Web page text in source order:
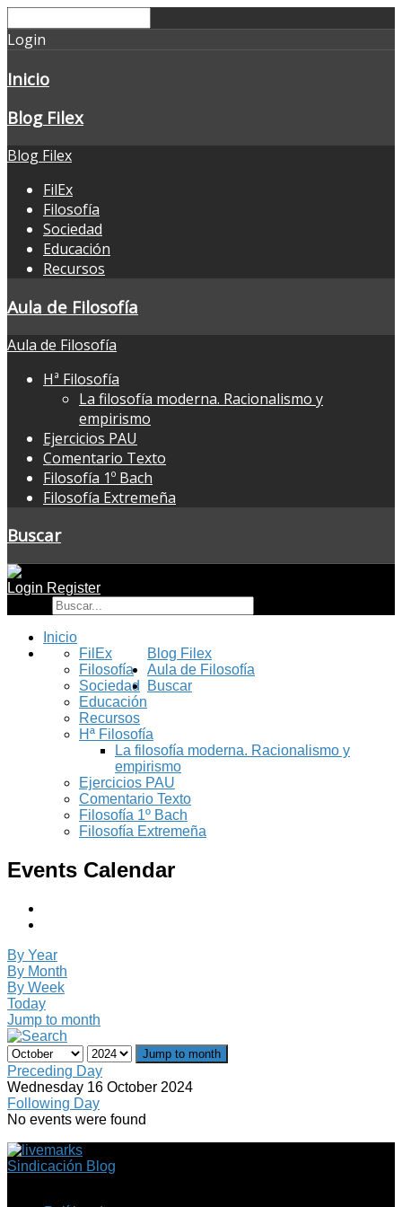
Login
Inicio
Blog Filex
Blog Filex
FilEx
Filosofía
Sociedad
Educación
Recursos
Aula de Filosofía
Aula de Filosofía
Hª Filosofía
La filosofía moderna. Racionalismo y
empirismo
Ejercicios PAU
Comentario Texto
Filosofía 1º Bach
Filosofía Extremeña
Buscar
Login Register
Inicio
Blog Filex
FilEx
Filosofía
Sociedad
Educación
Recursos
Aula de Filosofía
Hª Filosofía
La filosofía moderna. Racionalismo y
empirismo
Ejercicios PAU
Comentario Texto
Filosofía 1º Bach
Filosofía Extremeña
Buscar
Events Calendar
By Year
By Month
By Week
Today
Jump to month
Jump to month
Preceding Day
Wednesday 16 October 2024
Following Day
No events were found
Sindicación Blog